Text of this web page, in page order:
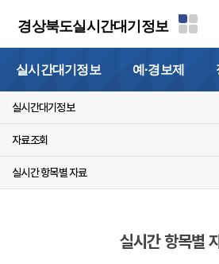
경상북도실시간대기정보
실시간대기정보 예·경보제
실시간대기정보
자료조회
실시간 항목별 자료
실시간 항목별